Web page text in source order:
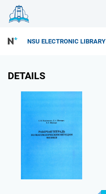
NSU ELECTRONIC LIBRARY
DETAILS